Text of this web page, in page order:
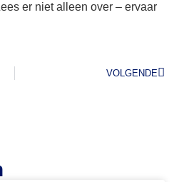
er niet alleen over – ervaar
VOLGENDE